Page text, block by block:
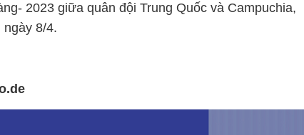
2023 giữa quân đội Trung Quốc và Campuchia,
8/4.